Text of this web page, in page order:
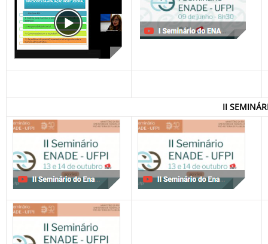
II